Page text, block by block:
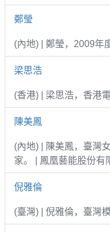
鄭瑩
(內地) | 鄭瑩，2009年
梁思浩
(香港) | 梁思浩，香港
陳美鳳
(內地) | 陳美鳳，臺灣
家。 | 鳳凰藝能股份有
倪雅倫
(臺灣) | 倪雅倫，臺灣